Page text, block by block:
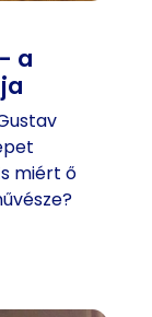
a
miért ő